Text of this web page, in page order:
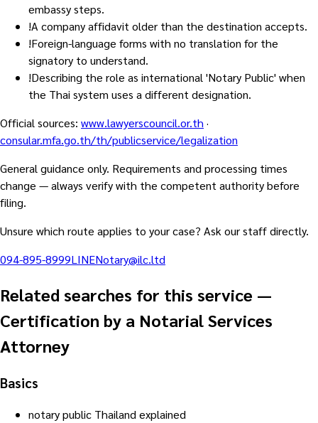
embassy steps.
!A company affidavit older than the destination accepts.
!Foreign-language forms with no translation for the
signatory to understand.
!Describing the role as international 'Notary Public' when
the Thai system uses a different designation.
Official sources: www.lawyerscouncil.or.th ·
consular.mfa.go.th/th/publicservice/legalization
General guidance only. Requirements and processing times
change — always verify with the competent authority before
filing.
Unsure which route applies to your case? Ask our staff directly.
094-895-8999LINENotary@ilc.ltd
Related searches for this service —
Certification by a Notarial Services
Attorney
Basics
notary public Thailand explained